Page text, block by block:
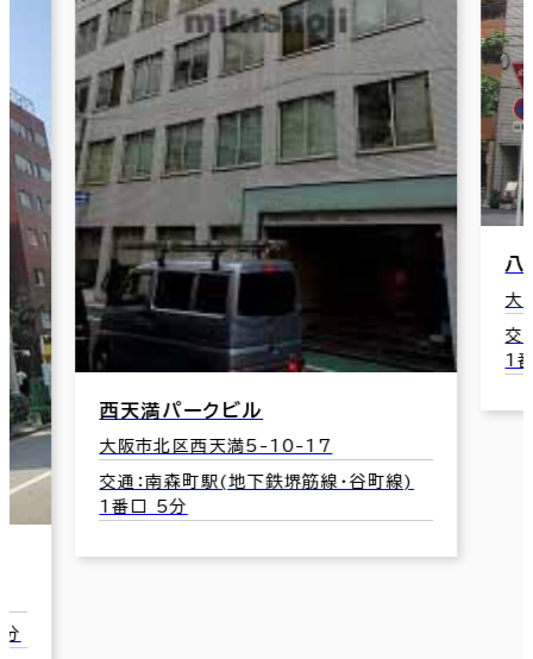
西天満パークビル
大阪市北区西天満5-10-17
交通：南森町駅(地下鉄堺筋線･谷町線)
1番口 5分
八
大
交
1